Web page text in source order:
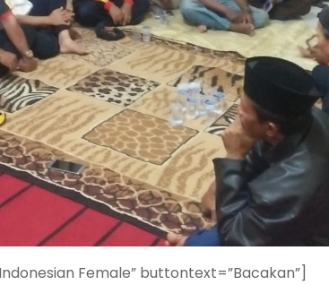
Female” buttontext=”Bacakan”]